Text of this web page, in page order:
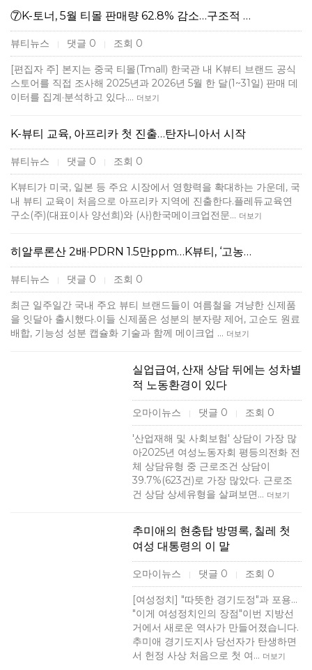
⑦K-토너, 5월 티몰 판매량 62.8% 감소…구조적 …
뷰티뉴스 | 댓글 0 | 조회 0
[편집자 주] 본지는 중국 티몰(Tmall) 한국관 내 K뷰티 브랜드 공식
스토어를 직접 조사해 2025년과 2026년 5월 한 달(1~31일) 판매 데
이터를 집계·분석하고 있다.… 더보기
K-뷰티 교육, 아프리카 첫 진출…탄자니아서 시작
뷰티뉴스 | 댓글 0 | 조회 0
K뷰티가 미국, 일본 등 주요 시장에서 영향력을 확대하는 가운데, 국
내 뷰티 교육이 처음으로 아프리카 지역에 진출한다.플레듀교육연
구소(주)(대표이사 양선희)와 (사)한국메이크업전문… 더보기
히알루론산 2배·PDRN 1.5만ppm…K뷰티, ‘고농…
뷰티뉴스 | 댓글 0 | 조회 0
최근 일주일간 국내 주요 뷰티 브랜드들이 여름철을 겨냥한 신제품
을 잇달아 출시했다.이들 신제품은 성분의 분자량 제어, 고순도 원료
배합, 기능성 성분 캡슐화 기술과 함께 메이크업 … 더보기
실업급여, 산재 상담 뒤에는 성차별
적 노동환경이 있다
오마이뉴스 | 댓글 0 | 조회 0
'산업재해 및 사회보험' 상담이 가장 많
아2025년 여성노동자회 평등의전화 전
체 상담유형 중 근로조건 상담이
39.7%(623건)로 가장 많았다. 근로조
건 상담 상세유형을 살펴보면… 더보기
추미애의 현충탑 방명록, 칠레 첫
여성 대통령의 이 말
오마이뉴스 | 댓글 0 | 조회 0
[여성정치] "따뜻한 경기도정"과 포용...
"이게 여성정치인의 장점"이번 지방선
거에서 새로운 역사가 만들어졌습니다.
추미애 경기도지사 당선자가 탄생하면
서 헌정 사상 처음으로 첫 여… 더보기